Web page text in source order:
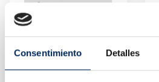
Consentimiento Detalles